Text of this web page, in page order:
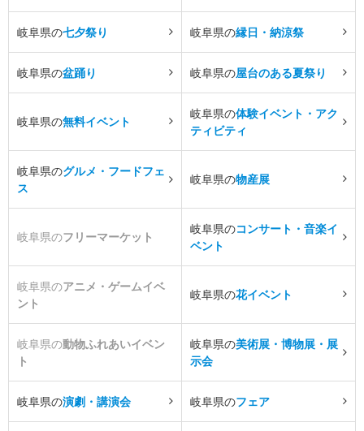
岐阜県の七夕祭り 岐阜県の縁日・納涼祭
岐阜県の盆踊り 岐阜県の屋台のある夏祭り
岐阜県の無料イベント
岐阜県の体験イベント・アク
ティビティ
岐阜県のグルメ・フードフェ
ス
岐阜県の物産展
岐阜県のフリーマーケット
岐阜県のコンサート・音楽イ
ベント
岐阜県のアニメ・ゲームイベ
ント
岐阜県の花イベント
岐阜県の動物ふれあいイベン
ト
岐阜県の美術展・博物展・展
示会
岐阜県の演劇・講演会 岐阜県のフェア